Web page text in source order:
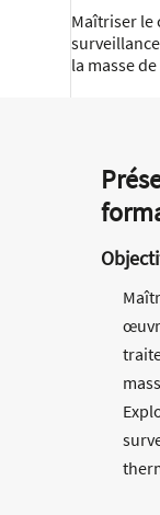
Maîtriser le
la masse